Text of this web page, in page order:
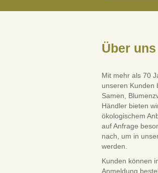
Über uns
Mit mehr als 70
unseren Kunden
Samen,
Händler bieten
ökologischem
auf Anfrage
nach, um in
werden.
Kunden können
Anmeldung